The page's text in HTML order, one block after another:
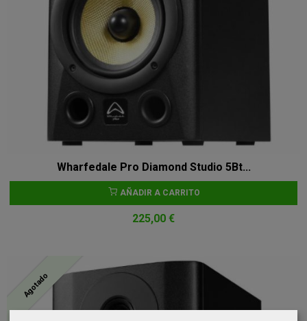
Wharfedale Pro Diamond Studio 5Bt...
AÑADIR A CARRITO
225,00 €
Agotado